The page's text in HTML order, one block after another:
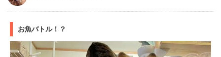
お魚バトル！？